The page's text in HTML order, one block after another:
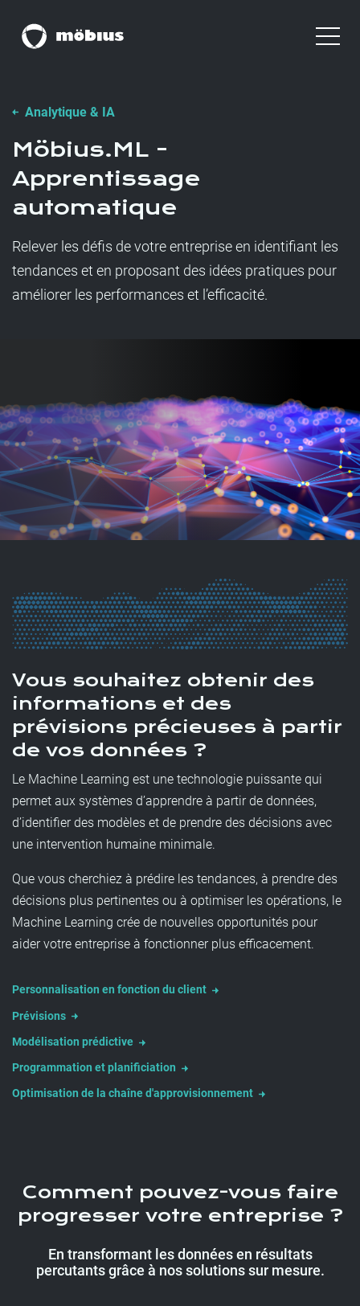
Analytique & IA
Möbius.ML -
Apprentissage
automatique
Relever les défis de votre entreprise en identifiant les
tendances et en proposant des idées pratiques pour
améliorer les performances et l’efficacité.
Vous souhaitez obtenir des
informations et des
prévisions précieuses à partir
de vos données ?
Le Machine Learning est une technologie puissante qui
permet aux systèmes d’apprendre à partir de données,
d’identifier des modèles et de prendre des décisions avec
une intervention humaine minimale.
Que vous cherchiez à prédire les tendances, à prendre des
décisions plus pertinentes ou à optimiser les opérations, le
Machine Learning crée de nouvelles opportunités pour
aider votre entreprise à fonctionner plus efficacement.​
Personnalisation en fonction du client
Prévisions
Modélisation prédictive
Programmation et planificiation
Optimisation de la chaîne d'approvisionnement
Comment pouvez-vous faire
progresser votre entreprise ?
En transformant les données en résultats
percutants grâce à nos solutions sur mesure.